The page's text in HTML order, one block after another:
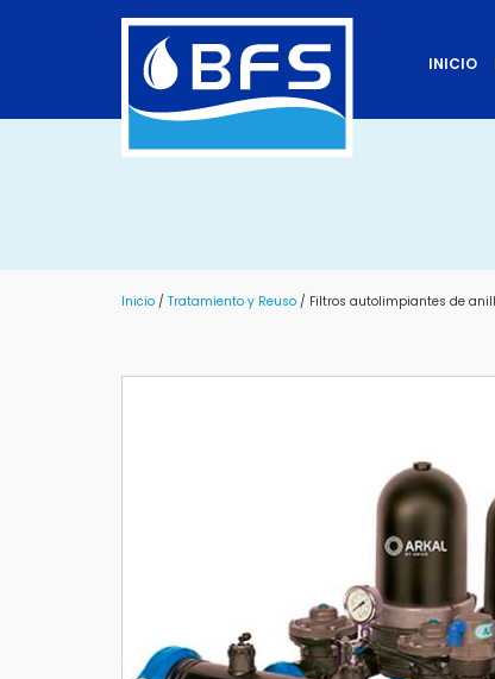
INICIO
Inicio / Tratamiento y Reuso / Filtros autolimpiantes de